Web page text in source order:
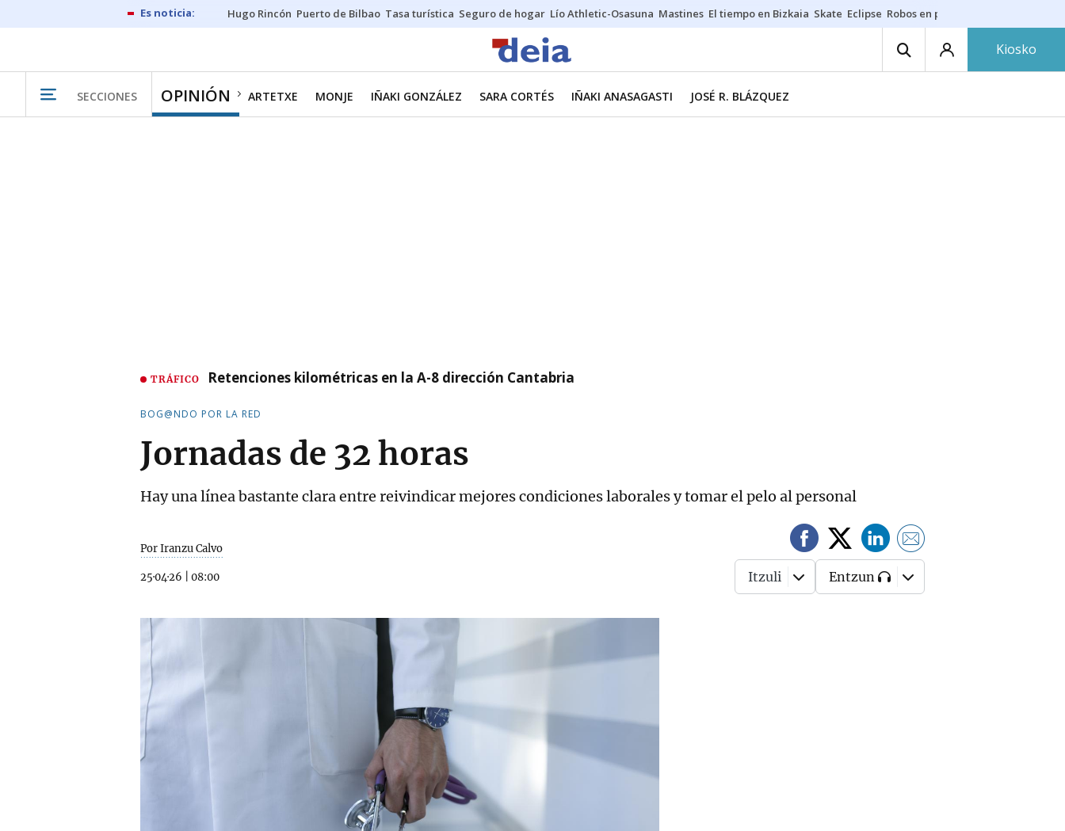
Hugo Rincón Puerto de Bilbao Tasa turística Seguro de hogar Lío Athletic-Osasuna Mastines El tiempo en Bizkaia Skate Eclipse Robos en playas
Kiosko
SECCIONES OPINIÓN ARTETXE MONJE IÑAKI GONZÁLEZ SARA CORTÉS IÑAKI ANASAGASTI JOSÉ R. BLÁZQUEZ
TRÁFICO Retenciones kilométricas en la A-8 dirección Cantabria
BOG@NDO POR LA RED
Jornadas de 32 horas
Hay una línea bastante clara entre reivindicar mejores condiciones laborales y tomar el pelo al personal
Por Iranzu Calvo
25·04·26 08:00 Itzuli Entzun